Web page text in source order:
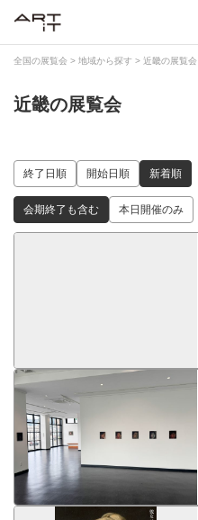
全国の展覧会 > 地域から探す > 近畿の展覧会
近畿の展覧会
終了日順 開始日順 新着順
会期終了も含む 本日開催のみ